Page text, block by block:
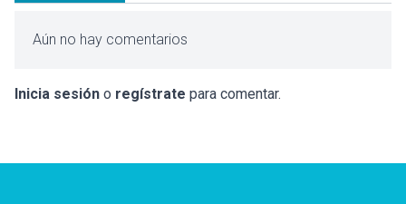
Aún no hay comentarios
Inicia sesión o regístrate para comentar.